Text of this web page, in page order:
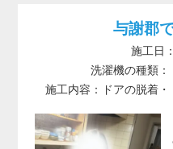
与謝郡
施工日
洗濯機の種類
施工内容：ドアの脱着